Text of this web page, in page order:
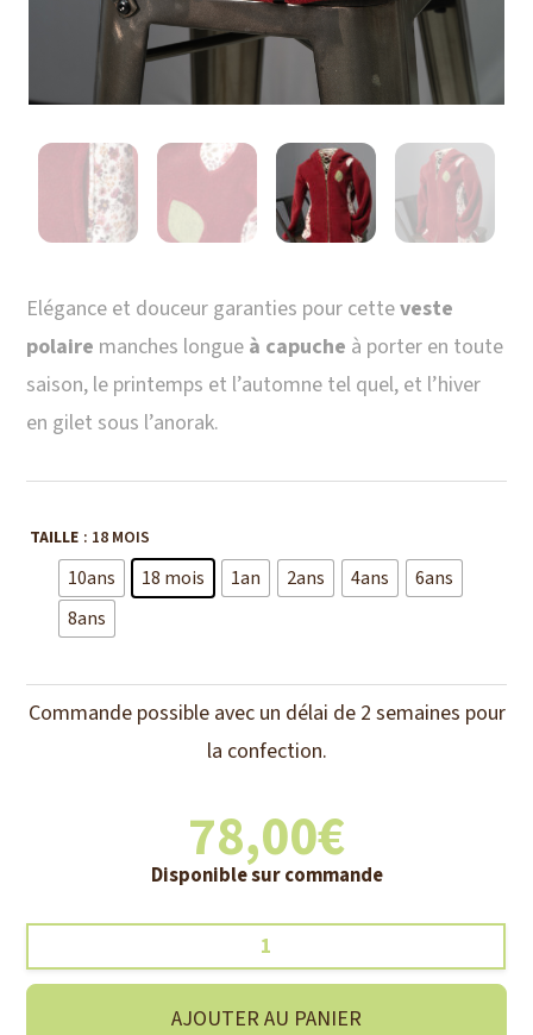
Elégance et douceur garanties pour cetteveste
polaire manches longue à capuche à porter en toute
saison, le printemps et l’automne tel quel, et l’hiver
en gilet sous l’anorak.
TAILLE : 18 MOIS
10ans 18 mois 1an 2ans 4ans
6ans
8ans
Commande possible avec un délai de 2 semaines pour
la confection.
78,00€
Disponible sur commande
de
AJOUTER AU PANIER